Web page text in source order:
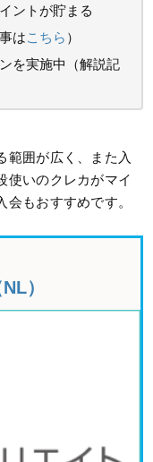
ントが貯まる
はこちら ）
を実施中（解説記
範囲が広く、また入
使いのクレカがマイ
もおすすめです。
）